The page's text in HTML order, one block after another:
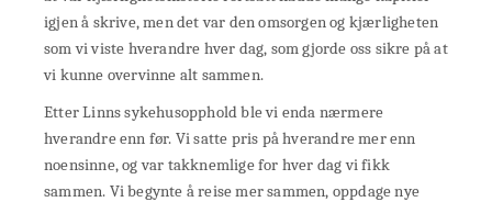
igjen å skrive, men det var den omsorgen og kjærligheten
som vi viste hverandre hver dag, som gjorde oss sikre på at
vi kunne overvinne alt sammen.
Etter Linns sykehusopphold ble vi enda nærmere
hverandre enn før. Vi satte pris på hverandre mer enn
noensinne, og var takknemlige for hver dag vi fikk
sammen. Vi begynte å reise mer sammen, oppdage nye